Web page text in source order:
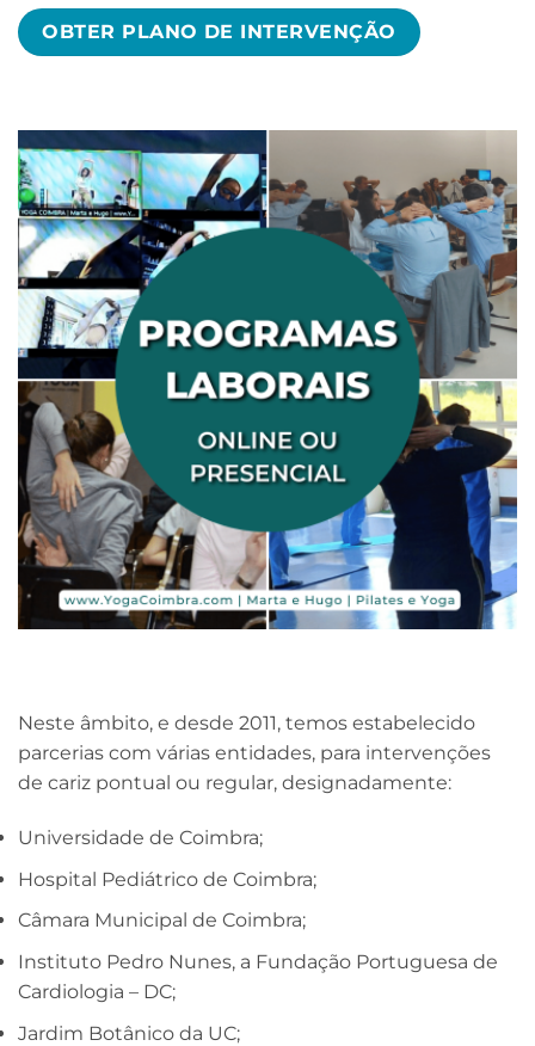
OBTER PLANO DE INTERVENÇÃO
Neste âmbito, e desde 2011, temos estabelecido
parcerias com várias entidades, para intervenções
de cariz pontual ou regular, designadamente:
Universidade de Coimbra;
Hospital Pediátrico de Coimbra;
Câmara Municipal de Coimbra;
Instituto Pedro Nunes, a Fundação Portuguesa de
Cardiologia – DC;
Jardim Botânico da UC;